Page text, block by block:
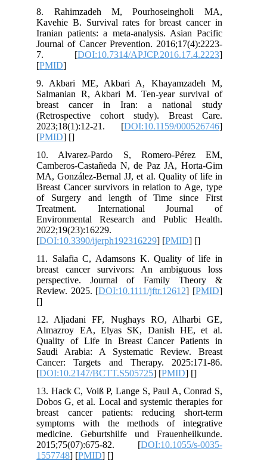
8. Rahimzadeh M, Pourhoseingholi MA,
Kavehie B. Survival rates for breast cancer in
Iranian patients: a meta-analysis. Asian Pacific
Journal of Cancer Prevention. 2016;17(4):2223-
7. [DOI:10.7314/APJCP.2016.17.4.2223
[PMID
9. Akbari ME, Akbari A, Khayamzadeh M,
Salmanian R, Akbari M. Ten-year survival of
breast cancer in Iran: a national study
(Retrospective cohort study). Breast Care.
2023;18(1):12-21. [DOI:10.1159/000526746
[PMID] [
10. Alvarez-Pardo S, Romero-Pérez EM,
Camberos-Castañeda N, de Paz JA, Horta-Gim
MA, González-Bernal JJ, et al. Quality of life in
Breast Cancer survivors in relation to Age, type
of Surgery and length of Time since First
Treatment. International Journal of
Environmental Research and Public Health.
2022;19(23):16229.
[DOI:10.3390/ijerph192316229] [PMID] [
11. Salafia C, Adamsons K. Quality of life in
breast cancer survivors: An ambiguous loss
perspective. Journal of Family Theory &
Review. 2025. [DOI:10.1111/jftr.12612] [PMID
12. Aljadani FF, Nughays RO, Alharbi GE,
Almazroy EA, Elyas SK, Danish HE, et al.
Quality of Life in Breast Cancer Patients in
Saudi Arabia: A Systematic Review. Breast
Cancer: Targets and Therapy. 2025:171-86.
[DOI:10.2147/BCTT.S505725] [PMID] [
13. Hack C, Voiß P, Lange S, Paul A, Conrad S,
Dobos G, et al. Local and systemic therapies for
breast cancer patients: reducing short-term
symptoms with the methods of integrative
medicine. Geburtshilfe und Frauenheilkunde.
2015;75(07):675-82. [DOI:10.1055/s-0035-
1557748] [PMID] [